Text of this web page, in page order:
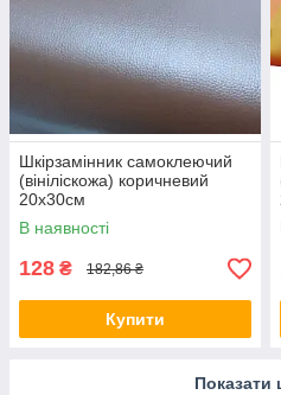
Шкірзамінник самоклеючий
(вініліскожа) коричневий
20х30см
В наявності
128 ₴ 182,86 ₴
Купити
Показати